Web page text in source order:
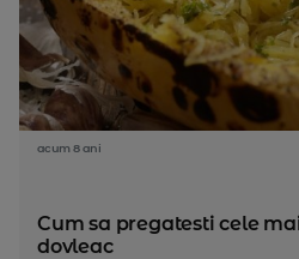
acum 8 ani
Cum sa pregatesti cele
dovleac